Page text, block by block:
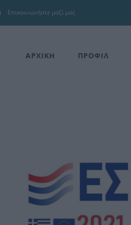
Επικοινωνήστε μαζί μας
ΑΡΧΙΚΗ ΠΡΟΦΙΛ